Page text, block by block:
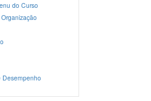
do Curso
Desempenho